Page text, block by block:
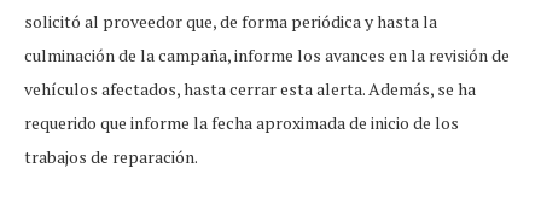
solicitó al proveedor que, de forma periódica y hasta la
culminación de la campaña, informe los avances en la revisión de
vehículos afectados, hasta cerrar esta alerta. Además, se ha
requerido que informe la fecha aproximada de inicio de los
trabajos de reparación.